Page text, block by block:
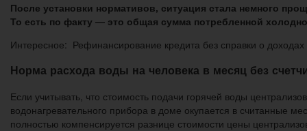
После установки нормативов, ситуация стала немного
То есть по факту — это общая сумма потребленной
Интересное: Рефинансирование кредита без справки о доходах
Норма расхода воды на человека в месяц без
Если учитывать, что стоимость подачи горячей воды
водонагревательного прибора в доме окупается в считанные
полностью компенсируется разнице стоимости цены